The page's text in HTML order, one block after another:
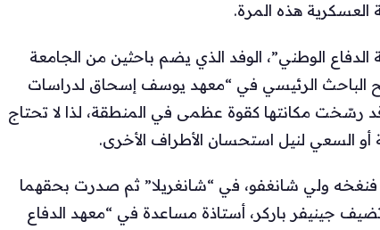
هذه المرة.
الوطني”، الوفد الذي يضم باحثين من الجامعة
الباحث الرئيسي في “معهد يوسف إسحاق لدراسات
رسّخت مكانتها كقوة عظمى في المنطقة، لذا لا تحتاج
أو السعي لنيل استحسان الأطراف الأخرى.
فنغخه ولي شانغفو، في “شانغريلا” ثم صدرت بحقهما
جينيفر باركر، أستاذة مساعدة في “معهد الدفاع